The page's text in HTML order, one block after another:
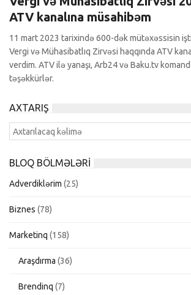
ATV kanalına müsahibəm
11 mart 2023 tarixində 600-dək mütəxəssisin
Vergi və Mühasibatlıq Zirvəsi haqqında ATV
verdim. ATV ilə yanaşı, Arb24 və Baku.tv
təşəkkürlər.
AXTARIŞ
BLOQ BÖLMƏLƏRI
Adverdiklərim (25)
Biznes (78)
Marketinq (158)
Araşdırma (36)
Brendinq (7)